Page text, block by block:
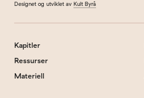
Designet og utviklet av Kult Byrå
Kapitler
Ressurser
Materiell